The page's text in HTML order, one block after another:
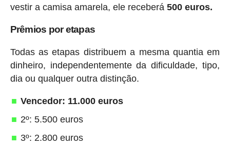
vestir a camisa amarela, ele receberá 500 euros.
Prêmios por etapas
Todas as etapas distribuem a mesma quantia em
dinheiro, independentemente da dificuldade, tipo,
dia ou qualquer outra distinção.
Vencedor: 11.000 euros
2º: 5.500 euros
3º: 2.800 euros